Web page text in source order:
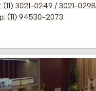
(11) 3021-0249 / 3021-0298
(11) 94530-2073